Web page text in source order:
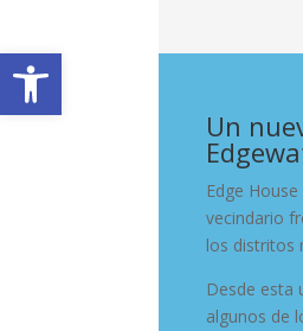
Abrir barra de herramientas
Un
Edge
vecindario
los distritos
Desde esta
algunos de